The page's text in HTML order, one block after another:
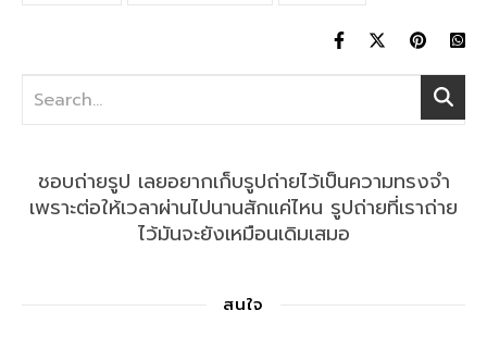
ชอบถ่ายรูป เลยอยากเก็บรูปถ่ายไว้เป็นความทรงจำ
เพราะต่อให้เวลาผ่านไปนานสักแค่ไหน รูปถ่ายที่เราถ่าย
ไว้มันจะยังเหมือนเดิมเสมอ
สนใจ